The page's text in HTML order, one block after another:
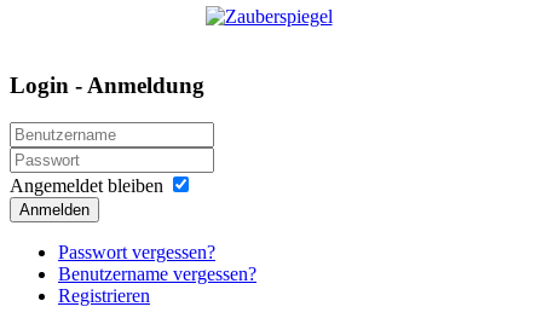
Login - Anmeldung
Angemeldet bleiben
Anmelden
Passwort vergessen?
Benutzername vergessen?
Registrieren